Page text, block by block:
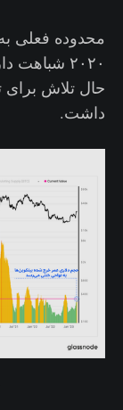
۲۰۲۰
حال تلاش برای
داشت.